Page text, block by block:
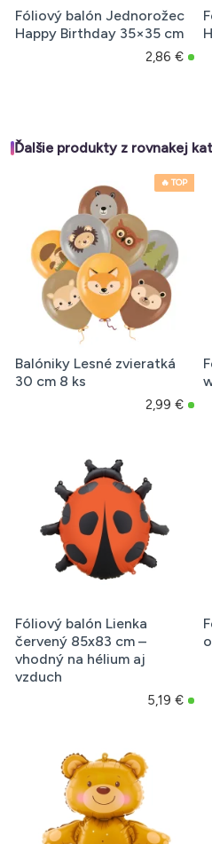
Fóliový balón Jednorožec
Happy Birthday 35×35 cm
2,86 €
Ďalšie produkty z rovnakej
🔥 TOP
Balóniky Lesné zvieratká
30 cm 8 ks
2,99 €
Fóliový balón Lienka
červený 85x83 cm –
vhodný na hélium aj
vzduch
5,19 €